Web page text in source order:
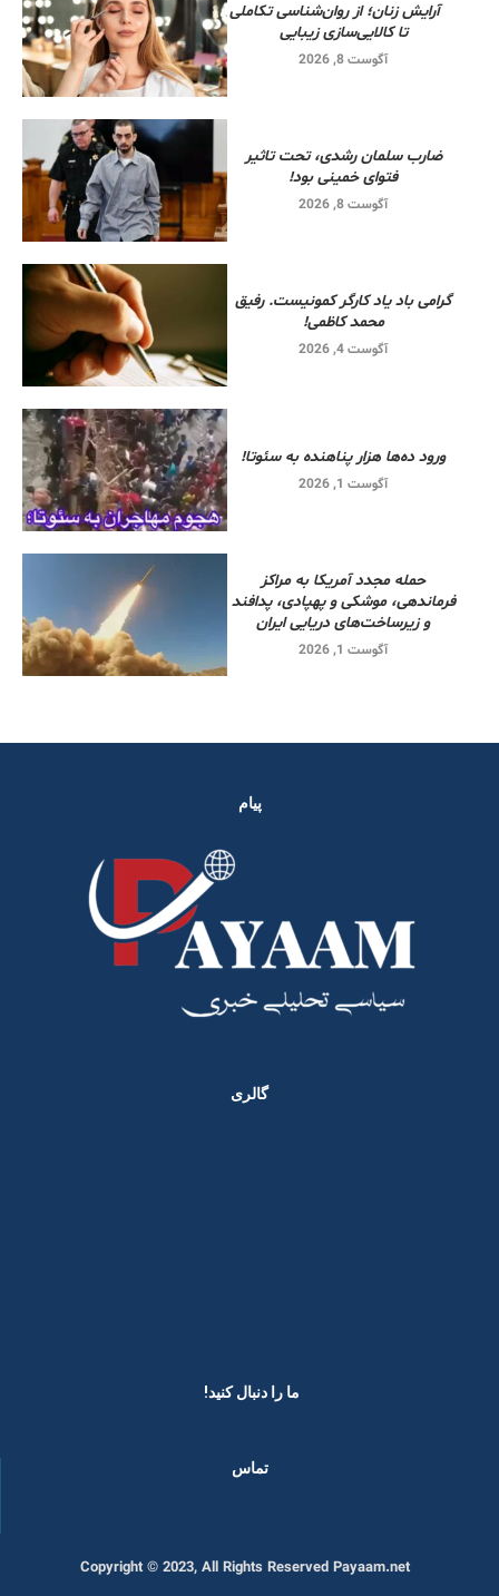
آرایش زنان؛ از روان‌شناسی تکاملی
تا کالایی‌سازی زیبایی
آگوست 8, 2026
ضارب سلمان رشدی، تحت تاثیر
فتوای خمینی بود!
آگوست 8, 2026
گرامی باد یاد کارگر کمونیست. رفیق
محمد کاظمی!
آگوست 4, 2026
ورود ده‌ها هزار پناهنده به سئوتا!
آگوست 1, 2026
حمله مجدد آمریکا به مراکز
فرماندهی، موشکی و پهپادی، پدافند
و زیرساخت‌های دریایی ایران
آگوست 1, 2026
پیام
گالری
ما را دنبال کنید! ​
تماس
Copyright © 2023, All Rights Reserved Payaam.net